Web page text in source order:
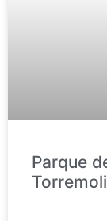
Parque